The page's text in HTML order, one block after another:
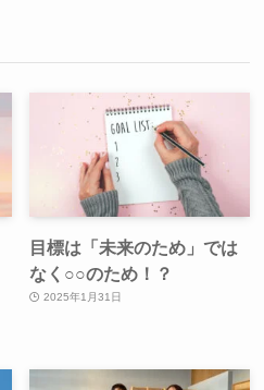
目標は「未来のため」では
なく○○のため！？
2025年1月31日